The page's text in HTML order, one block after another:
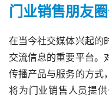
门业销售朋友圈
在当今社交媒体兴起的
交流信息的重要平台。
传播产品与服务的方式
将为门业销售人员提